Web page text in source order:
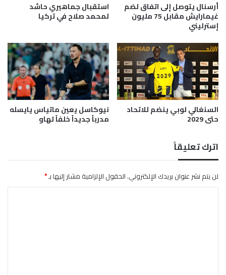
س
ا
ل
ا
م
ن
ف
س
م
ؤ
و
ل
ي
ة
ا
خ
س
ا
ر
ة
أرسنال يتوصل إلى اتفاق لضم
غيمارايش مقابل 75 مليون
إسترليني
استقبال جماهيري حاشد
لمحمد صلاح في تركيا
السنغالي لوبي ينضم للاتحاد
حتى 2029
نيوكاسل يعين ماتياس يايسله
مدرباً جديداً خلفاً لهاو
اترك تعليقاً
لن يتم نشر عنوان بريدك الإلكتروني.الحقول الإلزامية مشار إليها بـ*